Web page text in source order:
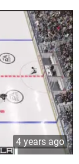
4 years ago